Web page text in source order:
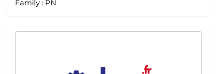
Family : PN